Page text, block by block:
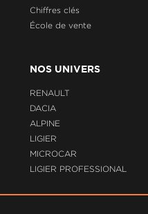
Chiffres clés
École de vente
NOS UNIVERS
RENAULT
DACIA
ALPINE
LIGIER
MICROCAR
LIGIER PROFESSIONAL